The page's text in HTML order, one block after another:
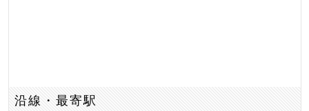
沿線・最寄駅